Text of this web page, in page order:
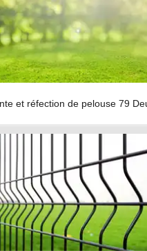
et réfection de pelouse 79